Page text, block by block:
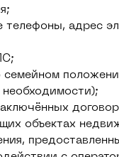
телефоны, адрес
семейном
объектах